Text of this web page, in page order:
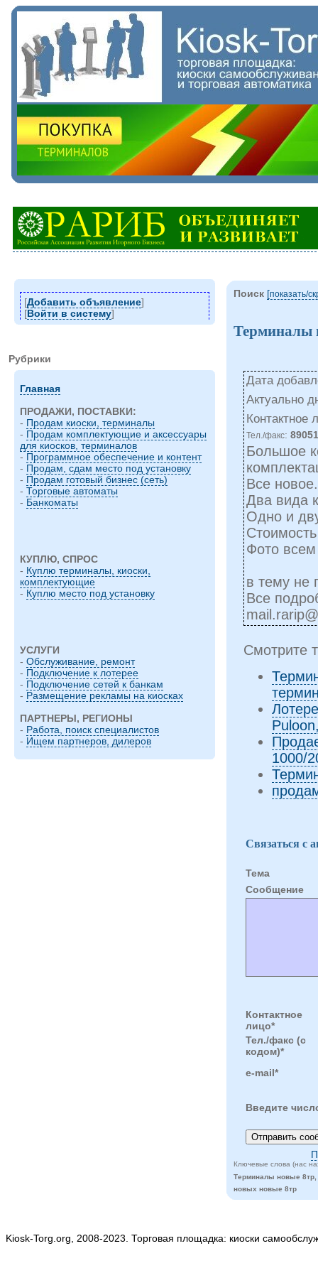
[Добавить объявление]
[Войти в систему]
Рубрики
Главная
ПРОДАЖИ, ПОСТАВКИ:
- Продам киоски, терминалы
- Продам комплектующие и аксессуары
для киосков, терминалов
- Программное обеспечение и контент
- Продам, сдам место под установку
- Продам готовый бизнес (сеть)
- Торговые автоматы
- Банкоматы
КУПЛЮ, СПРОС
- Куплю терминалы, киоски,
комплектующие
- Куплю место под установку
УСЛУГИ
- Обслуживание, ремонт
- Подключение к лотерее
- Подключение сетей к банкам
- Размещение рекламы на киосках
ПАРТНЕРЫ, РЕГИОНЫ
- Работа, поиск специалистов
- Ищем партнеров, дилеров
Поиск [показать/
Терминалы
Дата
Актуально
Контактное
Тел./факс:
Большое
Все новое.
Два вида
Одно и
Фото всем
в тему не
Все
Смотрите
1000/
Связаться с
Тема
Cообщение
Контактное
лицо*
Тел./факс (с
кодом)*
e-mail*
Введите
Ключевые слова (нас
Терминалы новые 8тр,
новых новые 8тр
Kiosk-Torg.org, 2008-2023. Торговая площадка: киоски